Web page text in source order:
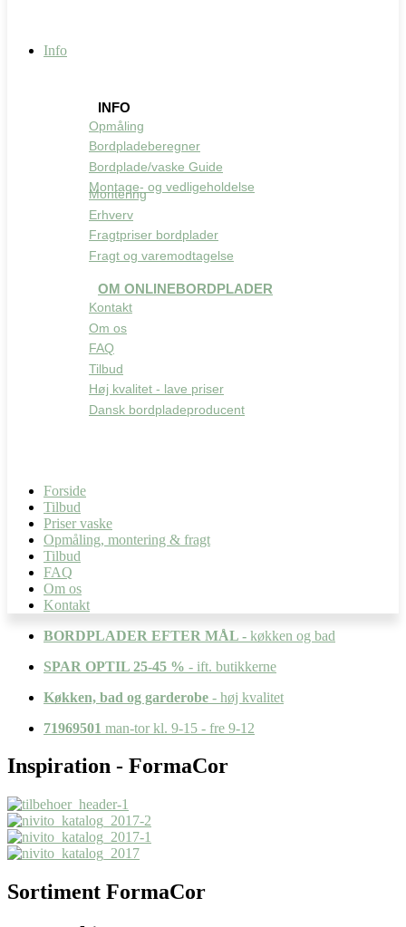
Info
INFO
Opmåling
Bordpladeberegner
Bordplade/vaske Guide
Montage- og vedligeholdelse
Montering
Erhverv
Fragtpriser bordplader
Fragt og varemodtagelse
OM ONLINEBORDPLADER
Kontakt
Om os
FAQ
Tilbud
Høj kvalitet - lave priser
Dansk bordpladeproducent
Forside
Tilbud
Priser vaske
Opmåling, montering & fragt
Tilbud
FAQ
Om os
Kontakt
BORDPLADER EFTER MÅL - køkken og bad
SPAR OPTIL 25-45 % - ift. butikkerne
Køkken, bad og garderobe - høj kvalitet
71969501 man-tor kl. 9-15 - fre 9-12
Inspiration - FormaCor
Sortiment FormaCor